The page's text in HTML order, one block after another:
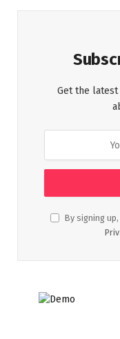
Get the latest
By signing